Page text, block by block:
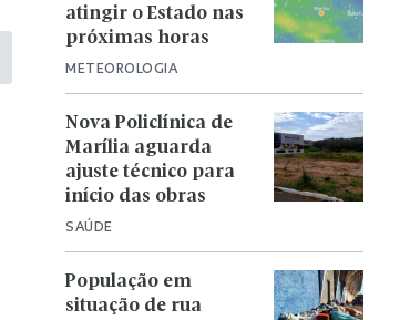
METEOROLOGIA
atingir o Estado nas
próximas horas
SAÚDE
Nova Policlínica de
Marília aguarda
ajuste técnico para
início das obras
População em
situação de rua